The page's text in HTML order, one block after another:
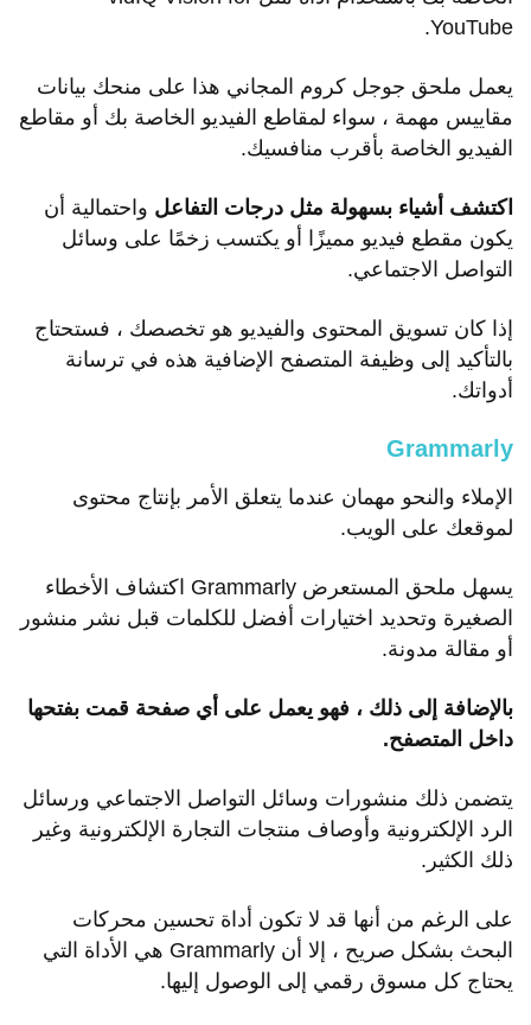
YouTube.
يعمل ملحق جوجل كروم المجاني هذا على منحك بيانات
مقاييس مهمة ، سواء لمقاطع الفيديو الخاصة بك أو مقاطع
الفيديو الخاصة بأقرب منافسيك.
اكتشف أشياء بسهولة مثل درجات التفاعل واحتمالية أن
يكون مقطع فيديو مميزًا أو يكتسب زخمًا على وسائل
التواصل الاجتماعي.
إذا كان تسويق المحتوى والفيديو هو تخصصك ، فستحتاج
بالتأكيد إلى وظيفة المتصفح الإضافية هذه في ترسانة
أدواتك.
Grammarly
الإملاء والنحو مهمان عندما يتعلق الأمر بإنتاج محتوى
لموقعك على الويب.
يسهل ملحق المستعرض Grammarly اكتشاف الأخطاء
الصغيرة وتحديد اختيارات أفضل للكلمات قبل نشر منشور
أو مقالة مدونة.
بالإضافة إلى ذلك ، فهو يعمل على أي صفحة قمت بفتحها
داخل المتصفح.
يتضمن ذلك منشورات وسائل التواصل الاجتماعي ورسائل
الرد الإلكترونية وأوصاف منتجات التجارة الإلكترونية وغير
ذلك الكثير.
على الرغم من أنها قد لا تكون أداة تحسين محركات
البحث بشكل صريح ، إلا أن Grammarly هي الأداة التي
يحتاج كل مسوق رقمي إلى الوصول إليها.